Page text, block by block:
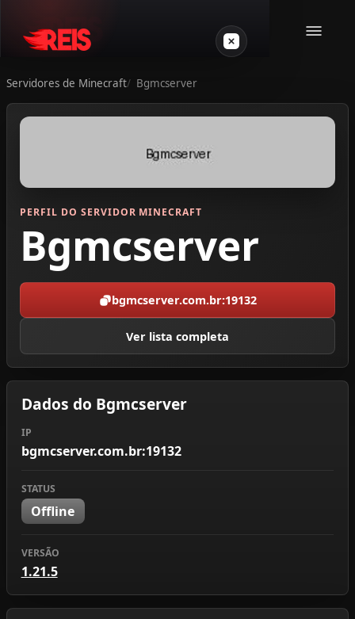
Minecraft
Login
Crie seu servidor
Servidores de Minecraft Bgmcserver
PERFIL DO SERVIDOR MINECRAFT
Bgmcserver
bgmcserver.com.br:19132
Ver lista completa
Dados do Bgmcserver
IP
bgmcserver.com.br:19132
STATUS
Offline
VERSÃO
1.21.5